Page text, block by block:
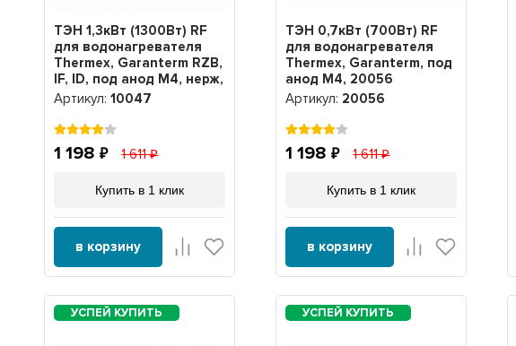
ТЭН 1,3кВт (1300Вт) RF
для водонагревателя
Thermex, Garanterm RZB,
IF, ID, под анод М4, нерж,
10047
Артикул:10047
1 198 1 611
Купить в 1 клик
в корзину
ТЭН 0,7кВт (700Вт) RF
для водонагревателя
Thermex, Garanterm, под
анод М4, 20056
Артикул: 20056
1 198 1 611
Купить в 1 клик
в корзину